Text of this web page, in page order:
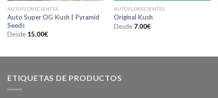
AUTOFLORECIENTES
Auto Super OG Kush | Pyramid
Seeds
Desde 15.00€
AUTOFLORECIENTES
Original Kush
Desde 7.00€
ETIQUETAS DE PRODUCTOS